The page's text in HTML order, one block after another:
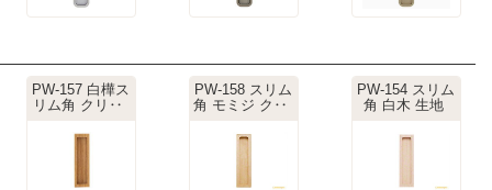
PW-157 白樺ス
リム角 クリ‥
PW-158 スリム
角 モミジ ク‥
PW-154 スリム
角 白木 生地